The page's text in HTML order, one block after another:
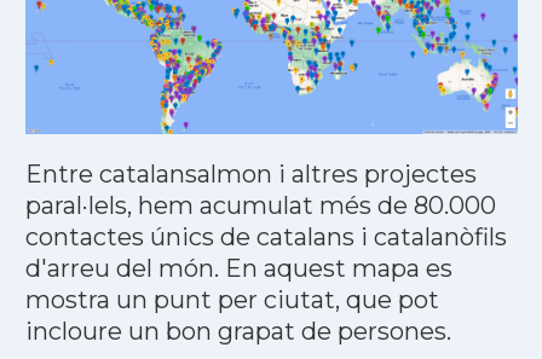
Entre catalansalmon i altres projectes
paral·lels, hem acumulat més de 80.000
contactes únics de catalans i catalanòfils
d'arreu del món. En aquest mapa es
mostra un punt per ciutat, que pot
incloure un bon grapat de persones.